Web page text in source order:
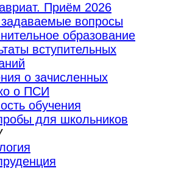
Приём 2026
вопросы
образование
вступительных
о зачисленных
о ПСИ
обучения
для школьников